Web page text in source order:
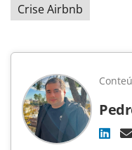
Crise Airbnb